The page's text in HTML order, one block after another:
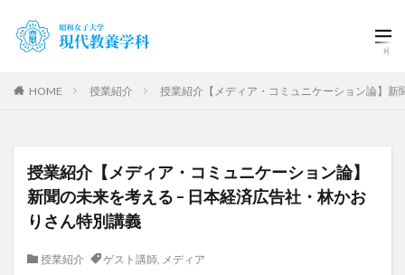
HOME 授業紹介 授業紹介【メディア・コミュニケーション論】
授業紹介【メディア・コミュニケーション論】
新聞の未来を考える – 日本経済広告社・林かお
りさん特別講義
授業紹介 ゲスト講師, メディア